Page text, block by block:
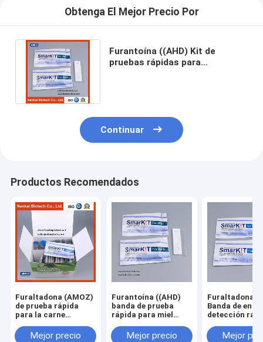
Obtenga El Mejor Precio Por
Furantoína ((AHD) Kit de
pruebas rápidas para
Continuar
Productos Recomendados
Furaltadona (AMOZ)
de prueba rápida
para la carne
de antibióticos)
Mejor precio
Furantoína ((AHD)
banda de prueba
rápida para miel
laboratorio)
Mejor precio
Furaltadona
Banda de
detección
camarones
Mejor